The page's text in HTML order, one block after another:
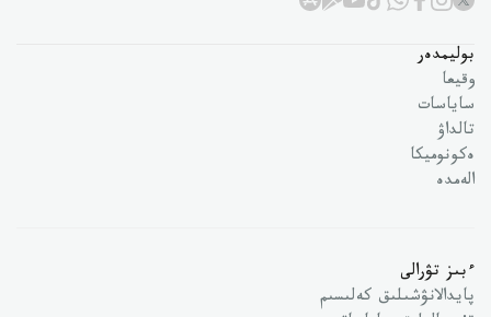
بوليمدەر
وقيعا
ساياسات
تالداۋ
ەكونوميكا
الەمدە
ءبىز تۋرالى
پايدالانۋشىلىق كەلىسىم